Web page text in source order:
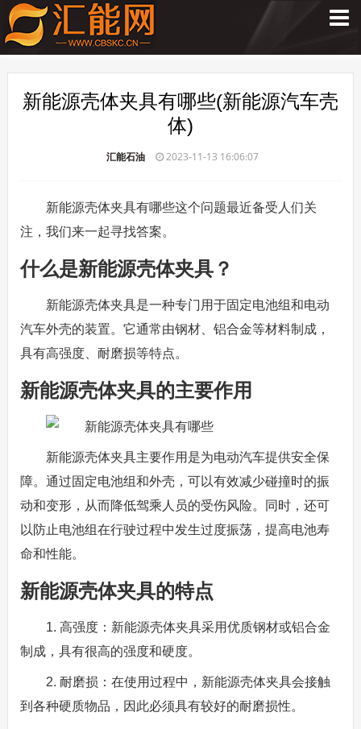
新能源壳体夹具有哪些(新能源汽车壳
体)
汇能石油 2023-11-13 16:06:07
新能源壳体夹具有哪些这个问题最近备受人们关
注，我们来一起寻找答案。
什么是新能源壳体夹具？
新能源壳体夹具是一种专门用于固定电池组和电动
汽车外壳的装置。它通常由钢材、铝合金等材料制成，
具有高强度、耐磨损等特点。
新能源壳体夹具的主要作用
新能源壳体夹具主要作用是为电动汽车提供安全保
障。通过固定电池组和外壳，可以有效减少碰撞时的振
动和变形，从而降低驾乘人员的受伤风险。同时，还可
以防止电池组在行驶过程中发生过度振荡，提高电池寿
命和性能。
新能源壳体夹具的特点
1. 高强度：新能源壳体夹具采用优质钢材或铝合金
制成，具有很高的强度和硬度。
2. 耐磨损：在使用过程中，新能源壳体夹具会接触
到各种硬质物品，因此必须具有较好的耐磨损性。